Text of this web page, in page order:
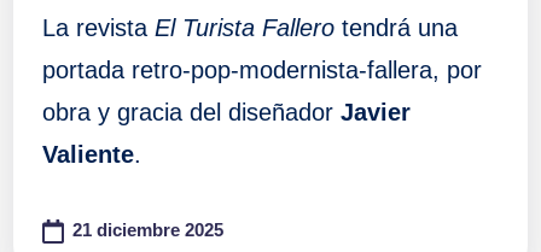
La revista El Turista Fallerotendrá una
portada retro-pop-modernista-fallera, por
obra y gracia del diseñador Javier
Valiente.
21 diciembre 2025